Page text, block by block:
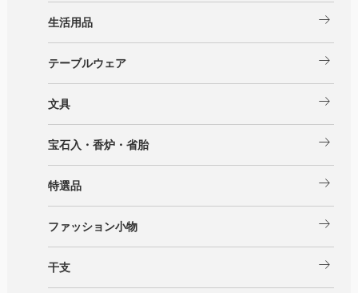
生活用品 arrow_right_alt
テーブルウェア arrow_right_alt
文具 arrow_right_alt
宝石入・香炉・省胎 arrow_right_alt
特選品 arrow_right_alt
ファッション小物 arrow_right_alt
干支 arrow_right_alt